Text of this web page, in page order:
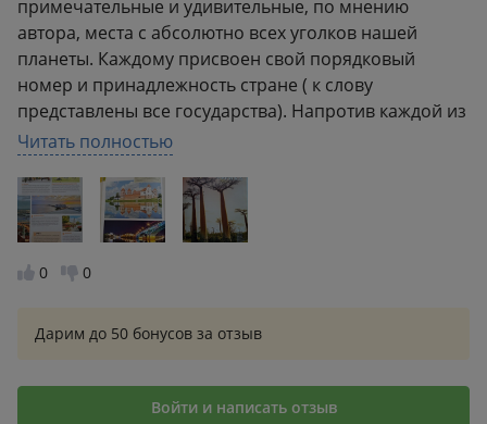
примечательные и удивительные, по мнению
автора, места с абсолютно всех уголков нашей
планеты. Каждому присвоен свой порядковый
номер и принадлежность стране ( к слову
представлены все государства). Напротив каждой из
достопримечательностей есть цветная фотография
и краткое описание.
Читать полностью
0 0
Дарим до 50 бонусов за отзыв
Войти и написать отзыв